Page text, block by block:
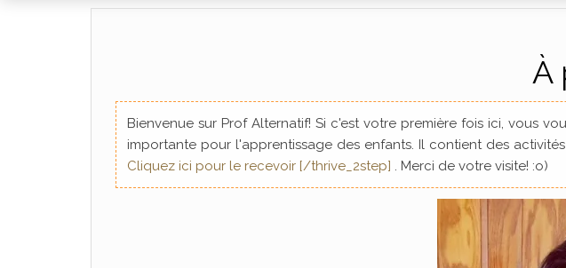
À
Bienvenue sur Prof Alternatif! Si c'est votre première fois ici, vous
importante pour l'apprentissage des enfants. Il contient des
Cliquez ici pour le recevoir [/thrive_2step] . Merci de votre visite! :o)